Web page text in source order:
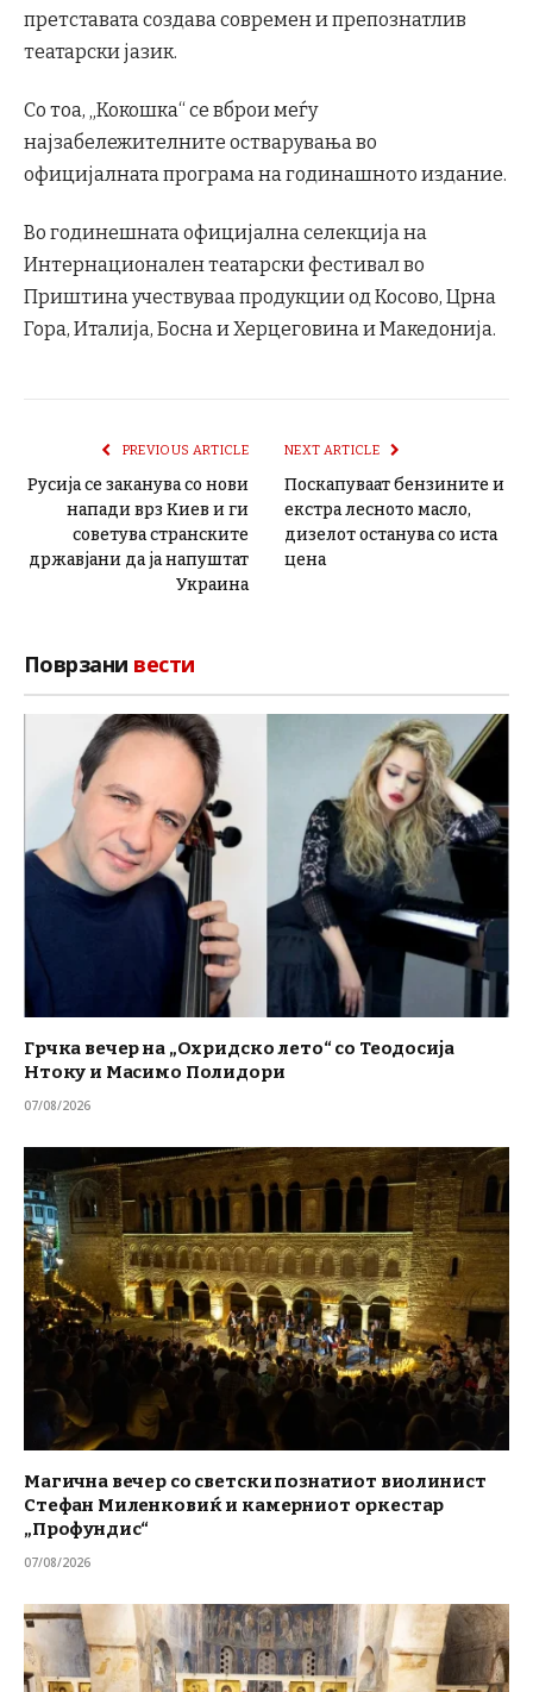
претставата создава современ и препознатлив
театарски јазик.
Со тоа, „Кокошка“ се вброи меѓу
најзабележителните остварувања во
официјалната програма на годинашното издание.
Во годинешната официјална селекција на
Интернационален театарски фестивал во
Приштина учествуваа продукции од Косово, Црна
Гора, Италија, Босна и Херцеговина и Македонија.
PREVIOUS ARTICLE
Русија се заканува со нови
напади врз Киев и ги
советува странските
државјани да ја напуштат
Украина
NEXT ARTICLE
Поскапуваат бензините и
екстра лесното масло,
дизелот останува со иста
цена
Поврзани вести
Грчка вечер на „Охридско лето“ со Теодосија
Нтоку и Масимо Полидори
07/08/2026
Магична вечер со светски познатиот виолинист
Стефан Миленковиќ и камерниот оркестар
„Профундис“
07/08/2026